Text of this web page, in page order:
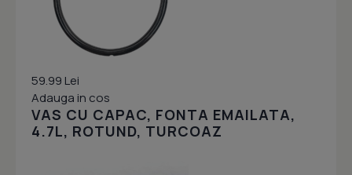
59.99 Lei
Adauga in cos
VAS CU CAPAC, FONTA EMAILATA,
4.7L, ROTUND, TURCOAZ